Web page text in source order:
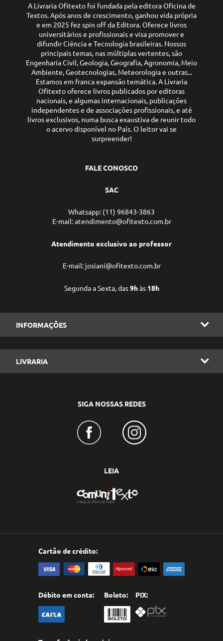
A Livraria Ofitexto foi fundada pela editora Oficina de
Textos. Após anos de crescimento, ganhou vida própria
e em 2025 fez spin off da Editora. Oferece livros
universitários e profissionais e visa promover e
difundir Ciência e Tecnologia brasileiras. Nossos
principais temas, nas múltiplas vertentes, são
Engenharia Civil, Geologia, Geografia, Agronomia, Meio
Ambiente, Geotecnologias, Meteorologia e outras...
Estamos em franca expansão temática. A Livraria
Ofitexto oferece livros publicados por editoras
nacionais, e algumas internacionais, publicações
independentes e de associações profissionais, e até
livros exclusivos, numa busca exaustiva de reunir todo
o acervo disponível no País. O leitor vai se
surpreender!
FALE CONOSCO
SAC
Whatsapp: (11) 96843-3863
E-mail: atendimento@ofitexto.com.br
Atendimento exclusivo ao professor
E-mail: josiani@ofitexto.com.br
Segunda a Sexta, das9hàs 18h
INFORMAÇÕES
LIVRARIA
SIGA NOSSAS REDES
LEIA
Cartão de crédito:
Débito em conta: Boleto: PIX: